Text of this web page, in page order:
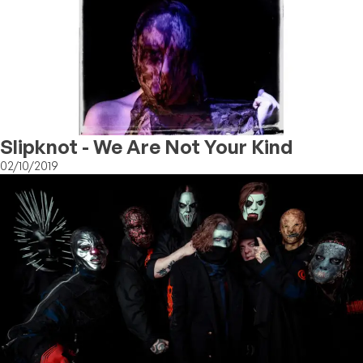
Slipknot - We Are Not Your Kind
02/10/2019